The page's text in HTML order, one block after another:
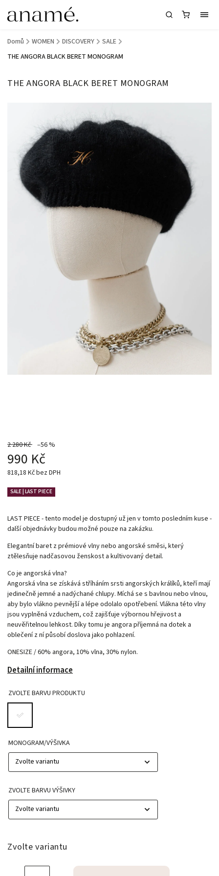
Domů / WOMEN / DISCOVERY / SALE /
THE ANGORA BLACK BERET MONOGRAM
THE ANGORA BLACK BERET MONOGRAM
2 280 Kč –56 %
990 Kč
818,18 Kč bez DPH
LAST PIECE - tento model je dostupný už jen v tomto posledním kuse -
další objednávky budou možné pouze na zakázku.
Elegantní baret z prémiové vlny nebo angorské směsi, který
ztělesňuje nadčasovou ženskost a kultivovaný detail.
Co je angorská vlna?
Angorská vlna se získává stříháním srsti angorských králíků, kteří mají
jedinečně jemné a nadýchané chlupy. Míchá se s bavlnou nebo vlnou,
aby bylo vlákno pevnější a lépe odolalo opotřebení. Vlákna této vlny
jsou vyplněná vzduchem, což zajišťuje výbornou hřejivost a
neuvěřitelnou lehkost. Díky tomu je angora příjemná na dotek a
oblečení z ní působí doslova jako pohlazení.
ONESIZE / 60% angora, 10% vlna, 30% nylon.
Detailní informace
SALE | LAST PIECE
ZVOLTE BARVU PRODUKTU
MONOGRAM/VÝŠIVKA
ZVOLTE BARVU VÝŠIVKY
Zvolte variantu